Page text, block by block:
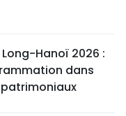
Hanoï 2026 :
dans